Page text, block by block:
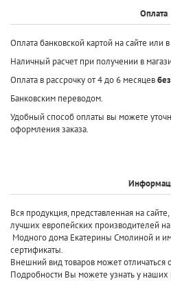
Оплата
Оплата банковской картой на сайте или
Наличный расчет при получении в
Оплата в рассрочку от 4 до 6 месяцев
Банковским переводом.
Удобный способ оплаты вы можете
оформления заказа.
Вся продукция, представленная на
лучших европейских производителей
Модного дома Екатерины Смолиной и
сертификаты.
Внешний вид товаров может отличаться
Подробности Вы можете узнать у наших